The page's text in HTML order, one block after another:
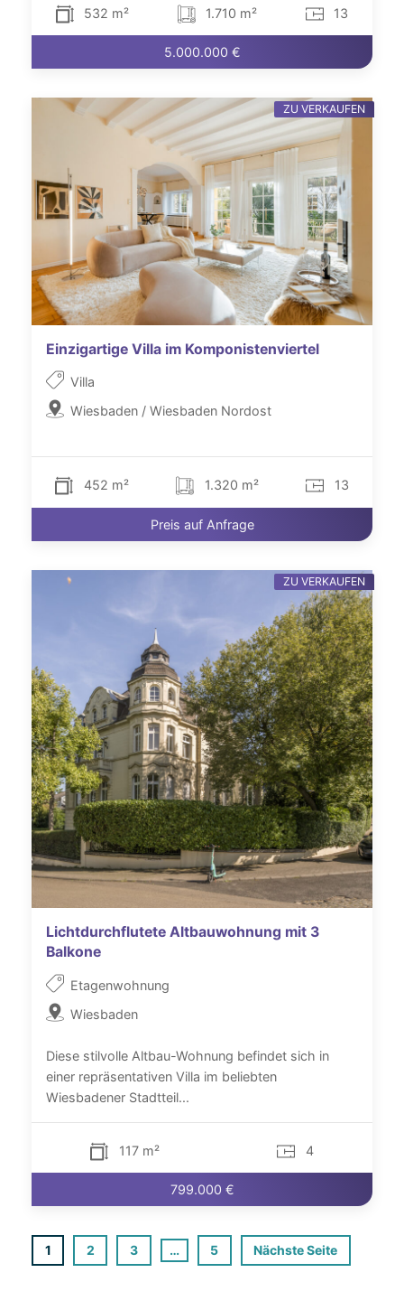
532 m² 1.710 m² 13
5.000.000 €
Einzigartige Villa im Komponistenviertel
Villa
Wiesbaden / Wiesbaden Nordost
452 m² 1.320 m² 13
Preis auf Anfrage
ZU VERKAUFEN
Lichtdurchflutete Altbauwohnung mit 3
Balkone
Etagenwohnung
Wiesbaden
Diese stilvolle Altbau-Wohnung befindet sich in
einer repräsentativen Villa im beliebten
Wiesbadener Stadtteil...
117 m² 4
799.000 €
ZU VERKAUFEN
Seitennummerierung
1 2 3 … 5 Nächste Seite